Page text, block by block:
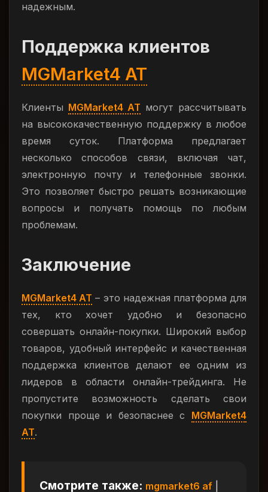
надежным.
Поддержка клиентов
MGMarket4 AT
Клиенты MGMarket4 AT могут рассчитывать
на высококачественную поддержку в любое
время суток. Платформа предлагает
несколько способов связи, включая чат,
электронную почту и телефонные звонки.
Это позволяет быстро решать возникающие
вопросы и получать помощь по любым
проблемам.
Заключение
MGMarket4 AT – это надежная платформа для
тех, кто хочет удобно и безопасно
совершать онлайн-покупки. Широкий выбор
товаров, удобный интерфейс и качественная
поддержка клиентов делают ее одним из
лидеров в области онлайн-трейдинга. Не
пропустите возможность сделать свои
покупки проще и безопаснее с MGMarket4
AT.
Смотрите также: mgmarket6 af